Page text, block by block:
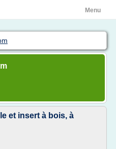
Menu
et insert à bois, à